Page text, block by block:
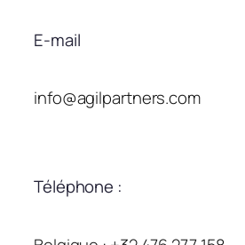
E-mail
info@agilpartners.com
Téléphone :